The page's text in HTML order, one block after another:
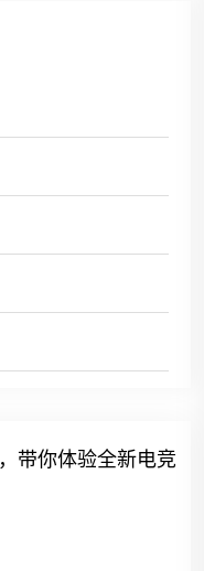
带你体验全新电竞